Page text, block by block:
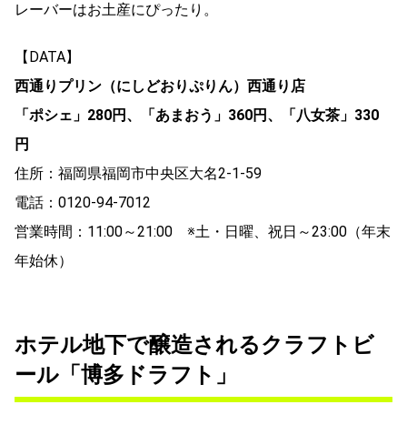
レーバーはお土産にぴったり。
【DATA】
西通りプリン（にしどおりぷりん）西通り店
「ポシェ」280円、「あまおう」360円、「八女茶」330
円
住所：福岡県福岡市中央区大名2-1-59
電話：0120-94-7012
営業時間：11:00～21:00 ※土・日曜、祝日～23:00（年末
年始休）
ホテル地下で醸造されるクラフトビ
ール「博多ドラフト」